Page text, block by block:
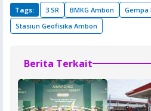
Tags: 3 SR BMKG Ambon Gempa
Stasiun Geofisika Ambon
Berita Terkait